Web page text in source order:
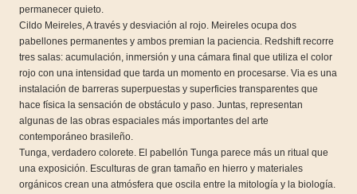
permanecer quieto.
Cildo Meireles, A través y desviación al rojo. Meireles ocupa dos
pabellones permanentes y ambos premian la paciencia. Redshift recorre
tres salas: acumulación, inmersión y una cámara final que utiliza el color
rojo con una intensidad que tarda un momento en procesarse. Via es una
instalación de barreras superpuestas y superficies transparentes que
hace física la sensación de obstáculo y paso. Juntas, representan
algunas de las obras espaciales más importantes del arte
contemporáneo brasileño.
Tunga, verdadero colorete. El pabellón Tunga parece más un ritual que
una exposición. Esculturas de gran tamaño en hierro y materiales
orgánicos crean una atmósfera que oscila entre la mitología y la biología.